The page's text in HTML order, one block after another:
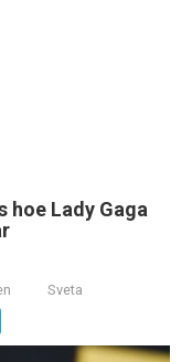
hoe Lady Gaga
Sveta